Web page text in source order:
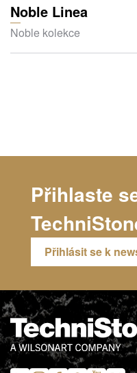
Noble Linea
Noble kolekce
Přihlaste
Přihlásit se k